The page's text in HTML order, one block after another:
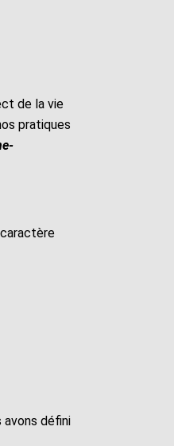
de la vie
pratiques
défini